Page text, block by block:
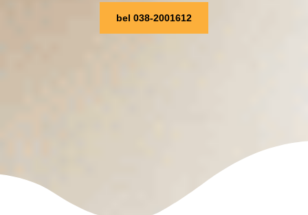
bel 038-2001612